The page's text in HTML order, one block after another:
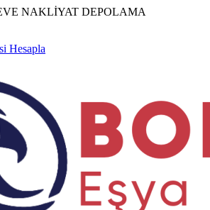
NAKLİYAT DEPOLAMA
Hesapla